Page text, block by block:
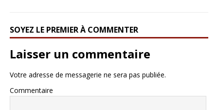
SOYEZ LE PREMIER À COMMENTER
Laisser un commentaire
Votre adresse de messagerie ne sera pas publiée.
Commentaire